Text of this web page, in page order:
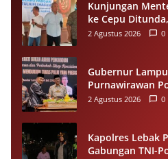
Kunjungan
ke Cepu
Tetap Salurkan
2 Agustus 2026 0
Gubernur
Purnawirawan
Stabilitas dan
2 Agustus 2026 0
Kapolres Lebak
Gabungan TNI-